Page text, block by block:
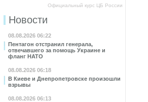
Официальный курс ЦБ России
Новости
08.08.2026 06:22
Пентагон отстранил генерала,
отвечавшего за помощь Украине и
фланг НАТО
08.08.2026 06:18
В Киеве и Днепропетровске произошли
взрывы
08.08.2026 06:13